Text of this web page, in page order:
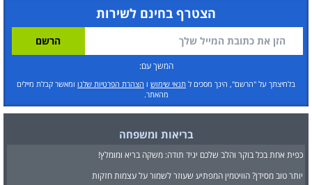
הצטרף בחינם לשירות
המשך עם:
בלחיצתך על "הרשם", הינך מסכים ל תנאי שימוש ו הצהרת הפרטיות שלנו ומאשר קבלת מיילים
מהאתר.
בריאות ומשפחה
כפית אחת בכל בוקר והלב שלכם יגיד תודה: משקה בריא ומומלץ!
יותר טוב מסידן? הוויטמין המפתיע שעוזר לשמור על עצמות חזקות